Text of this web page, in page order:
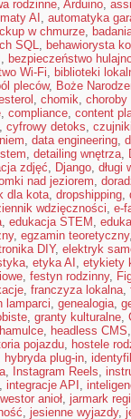
rodzinne, Arduino,
AI , automatyka
w chmurze,
SQL, behawiorysta
, bezpieczeństwo
Wi-Fi, biblioteki
pleców, Boże
, chomik, choroby
, compliance, content
, cyfrowy detoks,
, data engineering,
, detailing wnętrza,
zdjęć, Django, długi
nad jeziorem,
dla kota, dropshipping,
wdzięczności, e-
, edukacja STEM ,
, egzamin teoretyczny
DIY, elektryk
, etyka AI , etykiety
, festyn rodzinny,
, franczyza lokalna,
lamparci, genealogia,
, granty kulturalne,
hamulce, headless CMS
pojazdu, hostele
hybryda plug-in,
, Instagram Reels,
, integracje API ,
anioł, jarmark
, jesienne wyjazdy,